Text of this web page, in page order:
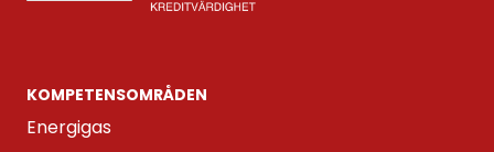
KOMPETENS­OMRÅDEN
Energigas